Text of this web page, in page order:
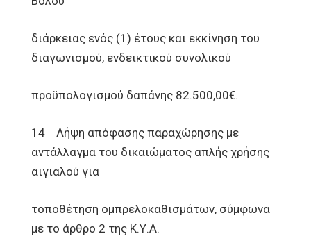
διάρκειας ενός (1) έτους και εκκίνηση του
διαγωνισμού, ενδεικτικού συνολικού
προϋπολογισμού δαπάνης 82.500,00€.
14 Λήψη απόφασης παραχώρησης με
αντάλλαγμα του δικαιώματος απλής χρήσης
αιγιαλού για
τοποθέτηση ομπρελοκαθισμάτων, σύμφωνα
με το άρθρο 2 της Κ.Υ.Α.